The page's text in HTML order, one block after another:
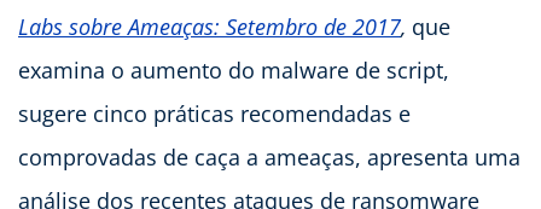
Labs sobre Ameaças: Setembro de 2017, que
examina o aumento do malware de script,
sugere cinco práticas recomendadas e
comprovadas de caça a ameaças, apresenta uma
análise dos recentes ataques de ransomware